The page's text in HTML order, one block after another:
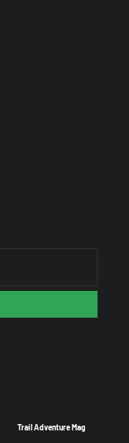
Trail Adventure Mag